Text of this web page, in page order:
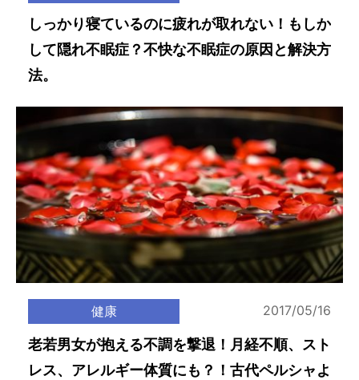
しっかり寝ているのに疲れが取れない！もしか
して隠れ不眠症？不快な不眠症の原因と解決方
法。
健康 2017/05/16
老若男女が抱える不調を撃退！月経不順、スト
レス、アレルギー体質にも？！古代ペルシャよ